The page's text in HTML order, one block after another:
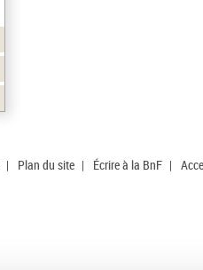
| Plan du site | Écrire à la BnF |